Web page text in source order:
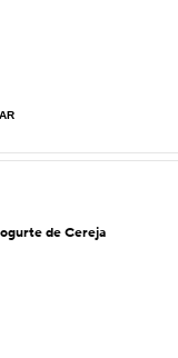
de Cereja